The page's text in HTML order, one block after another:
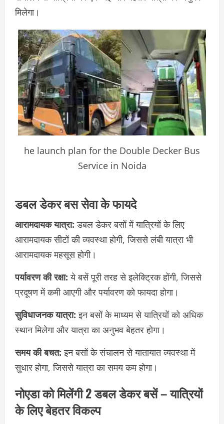
मिलेगा।
he launch plan for the Double Decker Bus
Service in Noida
डबल डेकर बस सेवा के फायदे
आरामदायक यात्रा: डबल डेकर बसों में यात्रियों के लिए
आरामदायक सीटों की व्यवस्था होगी, जिससे लंबी यात्रा भी
आरामदायक महसूस होगी।
पर्यावरण की रक्षा: ये बसें पूरी तरह से इलेक्ट्रिक होंगी, जिससे
प्रदूषण में कमी आएगी और पर्यावरण को फायदा होगा।
सुविधाजनक यात्रा: इन बसों के माध्यम से यात्रियों को अधिक
स्थान मिलेगा और यात्रा का अनुभव बेहतर होगा।
समय की बचत: इन बसों के संचालन से यातायात व्यवस्था में
सुधार होगा, जिससे यात्रा का समय कम होगा।
नोएडा को मिलेंगी 2 डबल डेकर बसें – यात्रियों
के लिए बेहतर विकल्प